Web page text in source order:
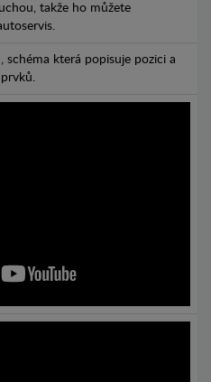
takže ho můžete
schéma která popisuje pozici a